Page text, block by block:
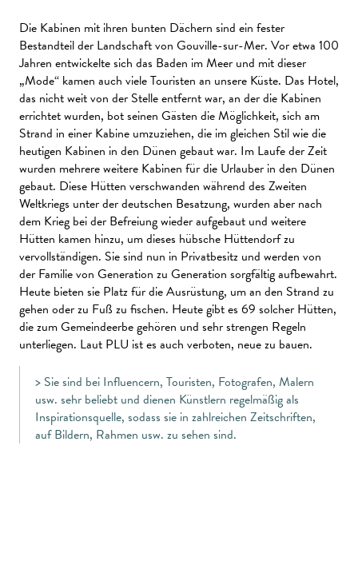
Die Kabinen mit ihren bunten Dächern sind ein fester
Bestandteil der Landschaft von Gouville-sur-Mer. Vor etwa 100
Jahren entwickelte sich das Baden im Meer und mit dieser
„Mode“ kamen auch viele Touristen an unsere Küste. Das Hotel,
das nicht weit von der Stelle entfernt war, an der die Kabinen
errichtet wurden, bot seinen Gästen die Möglichkeit, sich am
Strand in einer Kabine umzuziehen, die im gleichen Stil wie die
heutigen Kabinen in den Dünen gebaut war. Im Laufe der Zeit
wurden mehrere weitere Kabinen für die Urlauber in den Dünen
gebaut. Diese Hütten verschwanden während des Zweiten
Weltkriegs unter der deutschen Besatzung, wurden aber nach
dem Krieg bei der Befreiung wieder aufgebaut und weitere
Hütten kamen hinzu, um dieses hübsche Hüttendorf zu
vervollständigen. Sie sind nun in Privatbesitz und werden von
der Familie von Generation zu Generation sorgfältig aufbewahrt.
Heute bieten sie Platz für die Ausrüstung, um an den Strand zu
gehen oder zu Fuß zu fischen. Heute gibt es 69 solcher Hütten,
die zum Gemeindeerbe gehören und sehr strengen Regeln
unterliegen. Laut PLU ist es auch verboten, neue zu bauen.
> Sie sind bei Influencern, Touristen, Fotografen, Malern
usw. sehr beliebt und dienen Künstlern regelmäßig als
Inspirationsquelle, sodass sie in zahlreichen Zeitschriften,
auf Bildern, Rahmen usw. zu sehen sind.